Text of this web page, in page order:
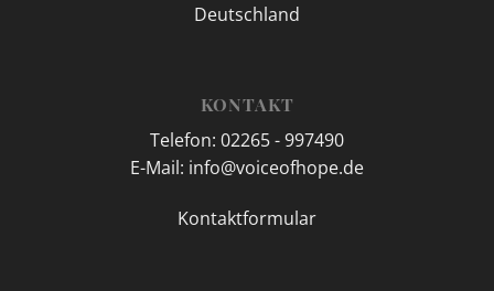
Deutschland
KONTAKT
Telefon: 02265 - 997490
E-Mail: info@voiceofhope.de
Kontaktformular